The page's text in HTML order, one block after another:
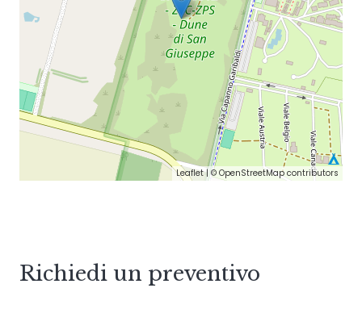
Leaflet| © OpenStreetMap contributors
Richiedi un preventivo